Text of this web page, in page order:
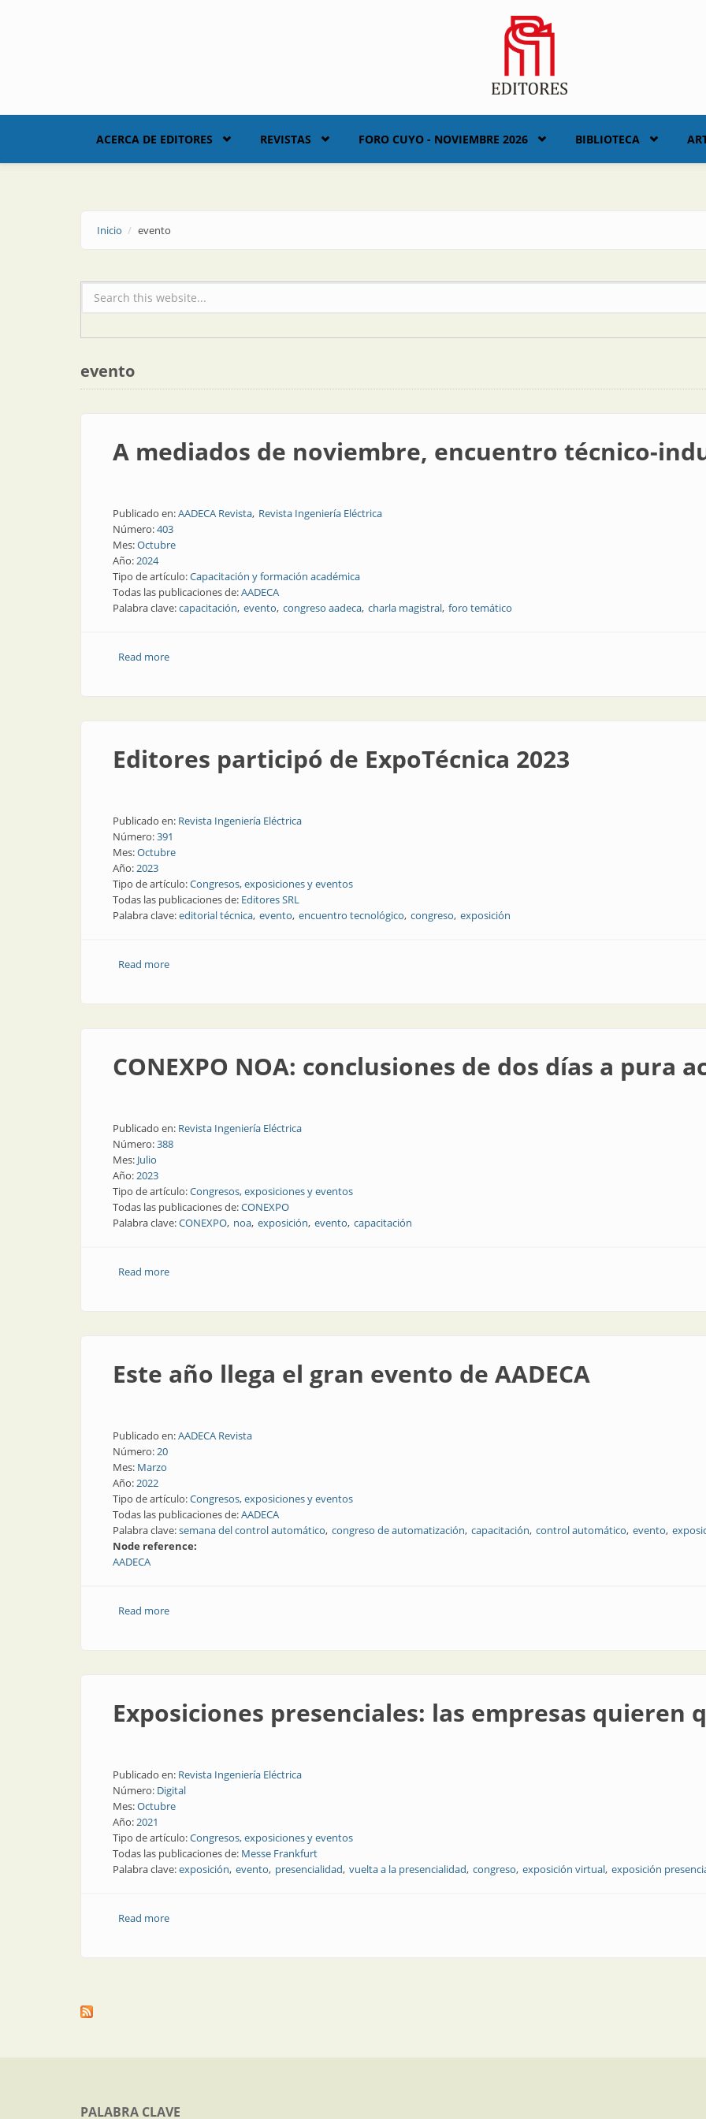
ACERCA DE EDITORES REVISTAS FORO CUYO - NOVIEMBRE 2026 BIBLIOTECA
Inicio evento
Formulario de búsqueda
evento
A mediados de noviembre, encuentro técnico-
Publicado en:AADECA Revista Revista Ingeniería Eléctrica
Número:403
Mes:Octubre
Año:2024
Tipo de artículo:Capacitación y formación académica
Todas las publicaciones de:AADECA
Palabra clave:capacitación evento congreso aadeca charla magistral foro temático
Read moreabout A mediados de noviembre, encuentro técnico-industrial
Editores participó de ExpoTécnica 2023
Publicado en: Revista Ingeniería Eléctrica
Número:391
Mes:Octubre
Año:2023
Tipo de artículo:Congresos, exposiciones y eventos
Todas las publicaciones de: Editores SRL
Palabra clave:editorial técnica evento encuentro tecnológico congreso exposición
Read moreabout Editores participó de ExpoTécnica 2023
CONEXPO NOA: conclusiones de dos días a pura
Publicado en: Revista Ingeniería Eléctrica
Número:388
Mes: Julio
Año:2023
Tipo de artículo:Congresos, exposiciones y eventos
Todas las publicaciones de:CONEXPO
Palabra clave:CONEXPO noa exposición evento capacitación
Read moreabout CONEXPO NOA: conclusiones de dos días a pura actividad
Este año llega el gran evento de AADECA
Publicado en:AADECA Revista
Número:20
Mes: Marzo
Año:2022
Tipo de artículo:Congresos, exposiciones y eventos
Todas las publicaciones de:AADECA
Palabra clave:semana del control automático congreso de automatización capacitación control automático evento
Node reference:
AADECA
Read moreabout Este año llega el gran evento de AADECA
Exposiciones presenciales: las empresas quieren
Publicado en: Revista Ingeniería Eléctrica
Número: Digital
Mes:Octubre
Año:2021
Tipo de artículo:Congresos, exposiciones y eventos
Todas las publicaciones de: Messe Frankfurt
Palabra clave:exposición evento presencialidad vuelta a la presencialidad congreso exposición virtual exposición
Read moreabout Exposiciones presenciales: las empresas quieren que vuelvan
PALABRA CLAVE